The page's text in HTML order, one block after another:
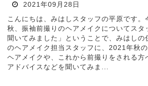
2021年09月28日
こんにちは、みはしスタッフの平原です
秋、振袖前撮りのヘアメイクについてスタ
聞いてみました」ということで、みはし
のヘアメイク担当スタッフに、2021年秋
ヘアメイクや、これから前撮りをされる方
アドバイスなどを聞いてみま...